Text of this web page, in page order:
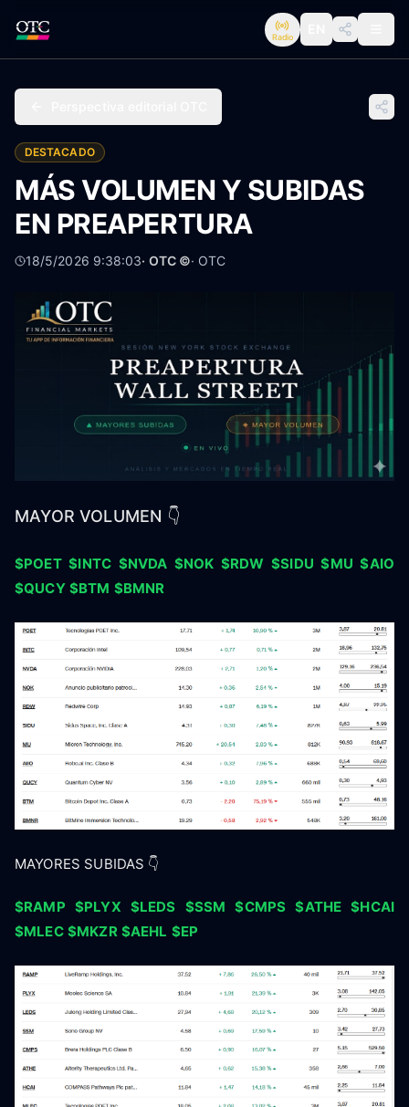
Radio
DESTACADO
MÁS VOLUMEN Y SUBIDAS
EN PREAPERTURA
18/5/2026 9:38:03· OTC ©· OTC
MAYOR VOLUMEN 👇
$POET $INTC $NVDA $NOK $RDW $SIDU $MU $AIO
$QUCY $BTM $BMNR
MAYORES SUBIDAS 👇
$RAMP $PLYX $LEDS $SSM $CMPS $ATHE $HCAI
$MLEC $MKZR $AEHL $EP